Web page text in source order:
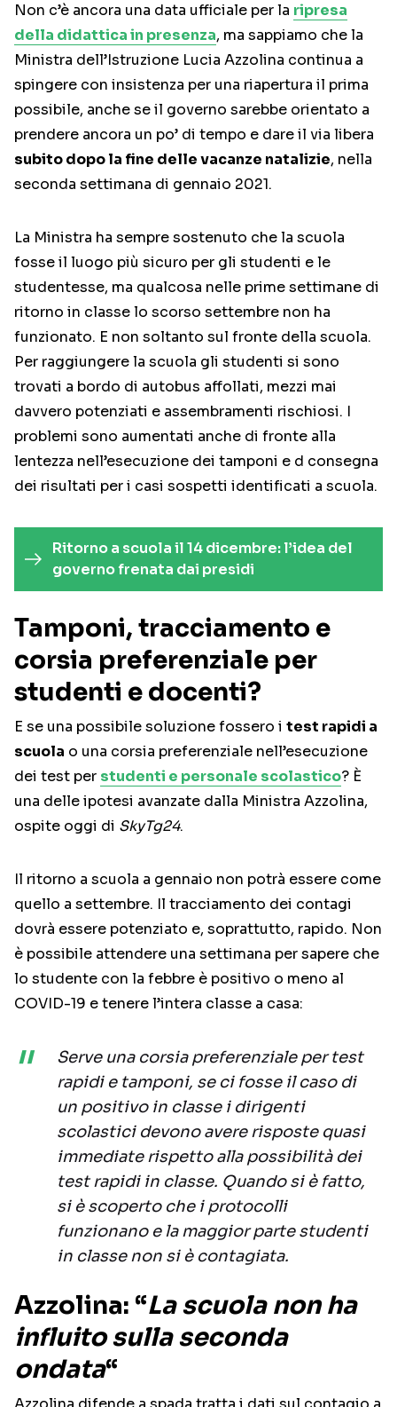
Non c’è ancora una data ufficiale per la ripresa
della didattica in presenza, ma sappiamo che la
Ministra dell’Istruzione Lucia Azzolina continua a
spingere con insistenza per una riapertura il prima
possibile, anche se il governo sarebbe orientato a
prendere ancora un po’ di tempo e dare il via libera
subito dopo la fine delle vacanze natalizie, nella
seconda settimana di gennaio 2021.
La Ministra ha sempre sostenuto che la scuola
fosse il luogo più sicuro per gli studenti e le
studentesse, ma qualcosa nelle prime settimane di
ritorno in classe lo scorso settembre non ha
funzionato. E non soltanto sul fronte della scuola.
Per raggiungere la scuola gli studenti si sono
trovati a bordo di autobus affollati, mezzi mai
davvero potenziati e assembramenti rischiosi. I
problemi sono aumentati anche di fronte alla
lentezza nell’esecuzione dei tamponi e d consegna
dei risultati per i casi sospetti identificati a scuola.
Ritorno a scuola il 14 dicembre: l’idea del
governo frenata dai presidi
Tamponi, tracciamento e
corsia preferenziale per
studenti e docenti?
E se una possibile soluzione fossero i test rapidi a
scuola o una corsia preferenziale nell’esecuzione
dei test per studenti e personale scolastico? È
una delle ipotesi avanzate dalla Ministra Azzolina,
ospite oggi di SkyTg24.
Il ritorno a scuola a gennaio non potrà essere come
quello a settembre. Il tracciamento dei contagi
dovrà essere potenziato e, soprattutto, rapido. Non
è possibile attendere una settimana per sapere che
lo studente con la febbre è positivo o meno al
COVID-19 e tenere l’intera classe a casa:
Serve una corsia preferenziale per test
rapidi e tamponi, se ci fosse il caso di
un positivo in classe i dirigenti
scolastici devono avere risposte quasi
immediate rispetto alla possibilità dei
test rapidi in classe. Quando si è fatto,
si è scoperto che i protocolli
funzionano e la maggior parte studenti
in classe non si è contagiata.
Azzolina: “La scuola non ha
influito sulla seconda
ondata“